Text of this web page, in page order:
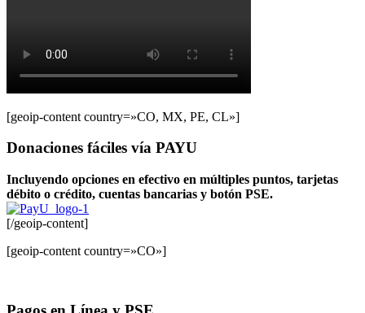
[geoip-content country=»CO, MX, PE, CL»]
Donaciones fáciles vía PAYU
Incluyendo opciones en efectivo en múltiples puntos, tarjetas
débito o crédito, cuentas bancarias y botón PSE.
[/geoip-content]
[geoip-content country=»CO»]